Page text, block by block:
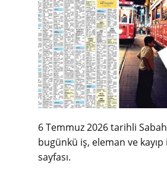
6 Temmuz 2026 tarihli
bugünkü iş, eleman ve kayıp
sayfası.